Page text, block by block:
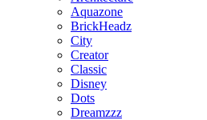
Aquazone
BrickHeadz
City
Creator
Classic
Disney
Dots
Dreamzzz